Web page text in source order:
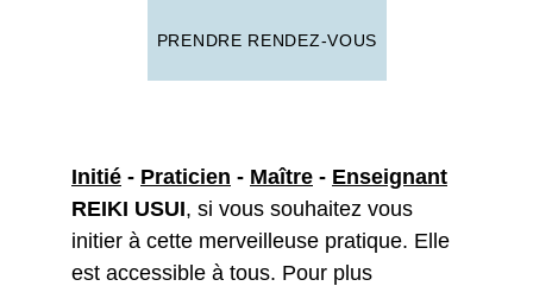
Initié - Praticien - Maître - Enseignant
REIKI USUI, si vous souhaitez vous
initier à cette merveilleuse pratique. Elle
est accessible à tous. Pour plus
PRENDRE RENDEZ-VOUS